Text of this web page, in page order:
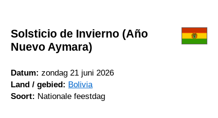
Solsticio de Invierno (Año
Nuevo Aymara)
Datum: zondag 21 juni 2026
Land / gebied: Bolivia
Soort: Nationale feestdag